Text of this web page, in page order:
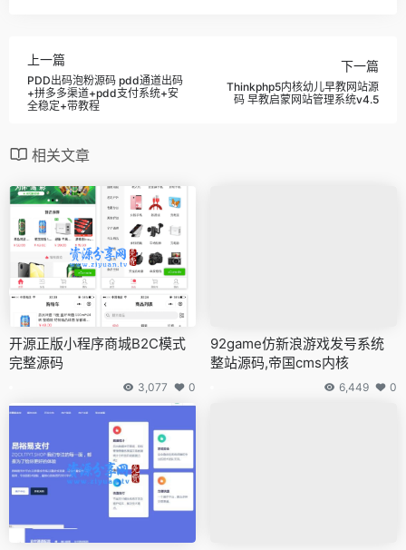
上一篇
PDD出码泡粉源码 pdd通道出码
+拼多多渠道+pdd支付系统+安
全稳定+带教程
下一篇
Thinkphp5内核幼儿早教网站源
码 早教启蒙网站管理系统v4.5
相关文章
开源正版小程序商城B2C模式
完整源码
3,077 0
92game仿新浪游戏发号系统
整站源码,帝国cms内核
6,449 0